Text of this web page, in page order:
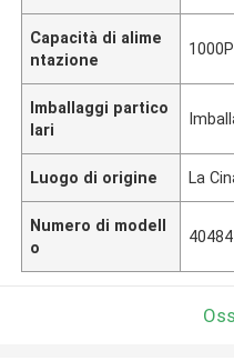
Capacità di alime
ntazione
Imballaggi partico
lari
Luogo di origine La
Numero di modell
o